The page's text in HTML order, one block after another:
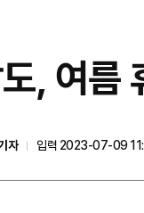
, 여름
자
입력 2023-07-09